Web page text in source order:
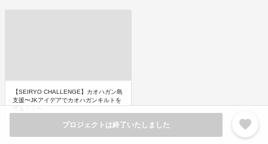
プロジェクトは終了いたしました favorite
【SEIRYO CHALLENGE】カオハガン島
支援〜JKアイデアでカオハガンキルトを
守る！！〜